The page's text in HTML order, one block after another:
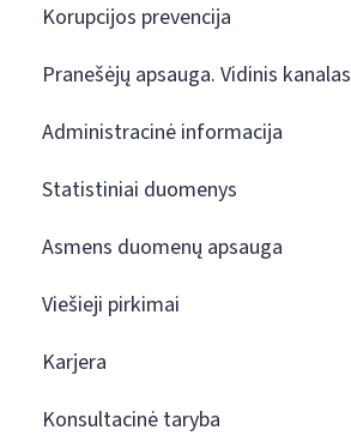
Korupcijos prevencija
Pranešėjų apsauga. Vidinis kanalas
Administracinė informacija
Statistiniai duomenys
Asmens duomenų apsauga
Viešieji pirkimai
Karjera
Konsultacinė taryba